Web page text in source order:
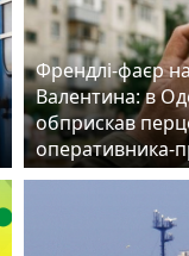
Френдлі-фаєр
Валентина: в
обприскав
оперативника-